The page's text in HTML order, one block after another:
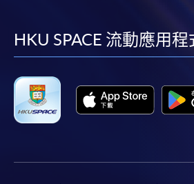
facebook
HKU SPACE 流動應用程